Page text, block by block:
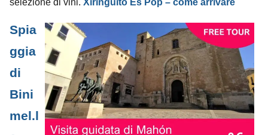
Spia
ggia
di
Bini
mel.l